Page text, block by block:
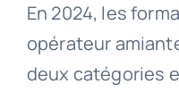
En 2024, les
opérateur
deux catégories